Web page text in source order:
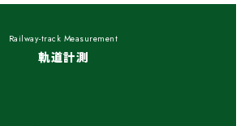
Railway-track Measurement
軌道計測